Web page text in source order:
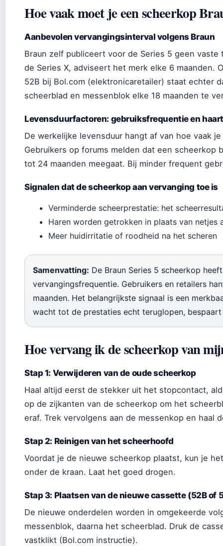
Hoe vaak moet je een scheerkop
Aanbevolen vervangingsinterval volgens Braun
Braun zelf publiceert voor de Series 5 geen
de Series X, adviseert het merk elke 6 maanden.
52B bij Bol.com (elektronicaretailer) staat echter
scheerblad en messenblok elke 18 maanden te
Levensduurfactoren: gebruiksfrequentie en
De werkelijke levensduur hangt af van hoe vaak
Gebruikers op forums melden dat een scheerkop
tot 24 maanden meegaat. Bij minder frequent
Signalen dat de scheerkop aan vervanging toe is
Verminderde scheerprestatie: het
Haren worden getrokken in plaats van netjes
Meer huidirritatie of roodheid na het scheren
Samenvatting: De Braun Series 5 scheerkop
vervangingsfrequentie. Gebruikers en retailers
maanden. Het belangrijkste signaal is een
wacht tot de prestaties echt teruglopen,
Hoe vervang ik de scheerkop van
Stap 1: Verwijderen van de oude scheerkop
Haal altijd eerst de stekker uit het stopcontact,
op de zijkanten van de scheerkop om het
eraf. Trek vervolgens aan de messenkop en haal
Stap 2: Reinigen van het scheerhoofd
Voordat je de nieuwe scheerkop plaatst, kun je
onder de kraan. Laat het goed drogen.
Stap 3: Plaatsen van de nieuwe cassette (52B of
De nieuwe onderdelen worden in omgekeerde
messenblok, daarna het scheerblad. Druk de
vastklikt (Bol.com instructie).